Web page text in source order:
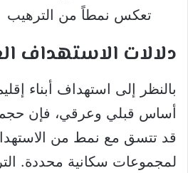
تعكس نمطاً من الترهيب
دلالات الاستهداف
بالنظر إلى استهداف أبناء
أساس قبلي وعرقي، فإن حجم
قد تتسق مع نمط من
لمجموعات سكانية محددة.